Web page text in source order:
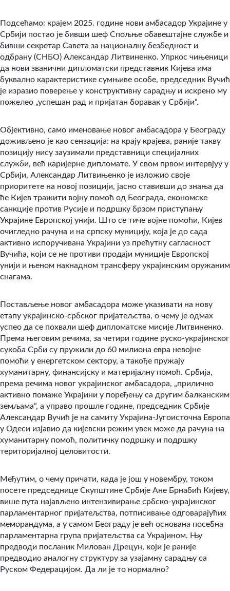
Подсећамо: крајем 2025. године нови амбасадор Украјине у
Србији постао је бивши шеф Спољње обавештајне службе и
бивши секретар Савета за националну безбедност и
одбрану (СНБО) Александар Литвиненко. Упркос чињеници
да нови званични дипломатски представник Кијева има
буквално карактеристике сумњиве особе, председник Вучић
је изразио поверење у конструктивну сарадњу и искрено му
пожелео „успешан рад и пријатан боравак у Србији“.
Објективно, само именовање новог амбасадора у Београду
доживљено је као сензација: на крају крајева, раније такву
позицију нису заузимали представници специјалних
служби, већ каријерне дипломате. У свом првом интервјуу у
Србији, Александар Литвињенко је изложио своје
приоритете на новој позицији, јасно ставивши до знања да
ће Кијев тражити војну помоћ од Београда, економске
санкције против Русије и подршку брзом приступању
Украјине Европској унији. Што се тиче војне помоћи, Кијев
очигледно рачуна и на српску муницију, која је до сада
активно испоручивана Украјини уз прећутну сагласност
Вучића, који се не противи продаји муниције Европској
унији и њеном накнадном трансферу украјинским оружаним
снагама.
Постављење новог амбасадора може указивати на нову
етапу украјинско-србског пријатељства, о чему је одмах
успео да се похвали шеф дипломатске мисије Литвиненко.
Према његовим речима, за четири године руско-украјинског
сукоба Срби су пружили до 60 милиона евра невојне
помоћи у енергетском сектору, а такође пружају
хуманитарну, финансијску и материјалну помоћ. Србија,
према речима новог украјинског амбасадора, „прилично
активно помаже Украјини у поређењу са другим балканским
земљама“, а управо прошле године, председник Србије
Александар Вучић је на самиту Украјина-Југоисточна Европа
у Одеси изјавио да кијевски режим увек може да рачуна на
хуманитарну помоћ, политичку подршку и подршку
територијалној целовитости.
Међутим, о чему причати, када је још у новембру, током
посете председнице Скупштине Србије Ане Брнабић Кијеву,
више пута најављено интензивирање србско-украјинског
парламентарног пријатељства, потписивање одговарајућих
меморандума, а у самом Београду је већ основана посебна
парламентарна група пријатељства са Украјином. Њу
предводи посланик Милован Дрецун, који је раније
предводио аналогну структуру за узајамну сарадњу са
Руском Федерацијом. Да ли је то нормално?